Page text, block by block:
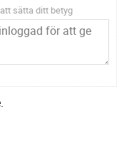
sätta ditt betyg